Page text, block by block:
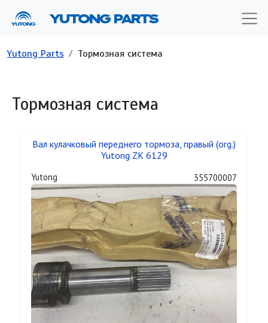
YUTONG PARTS
Строка навигации
Yutong Parts Тормозная система
Тормозная система
Вал кулачковый переднего тормоза, правый (org.)
Yutong ZK 6129
Yutong 355700007